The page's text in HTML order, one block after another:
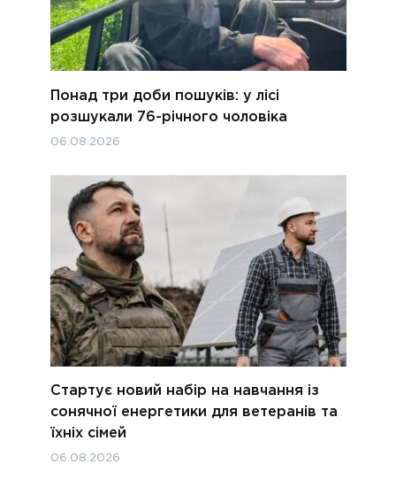
Понад три доби пошуків: у лісі
розшукали 76-річного чоловіка
06.08.2026
Стартує новий набір на навчання із
сонячної енергетики для ветеранів та
їхніх сімей
06.08.2026